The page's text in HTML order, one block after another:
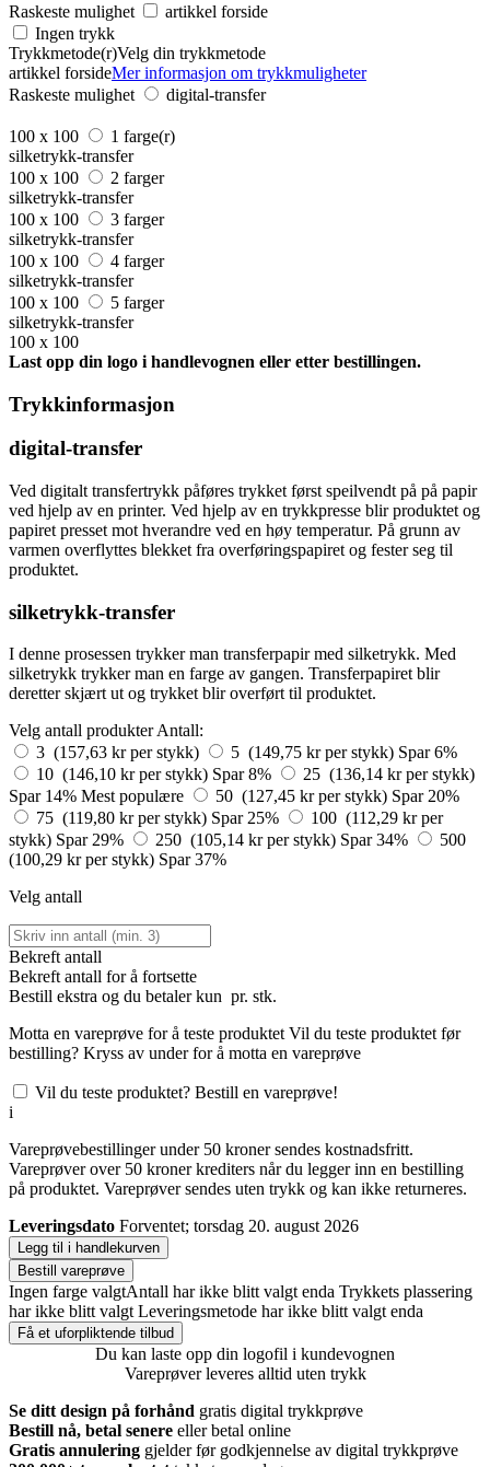
Raskeste mulighet
artikkel forside
Ingen trykk
Trykkmetode(r)Velg din trykkmetode
artikkel forsideMer informasjon om trykkmuligheter
Raskeste mulighet
digital-transfer
100 x 100
1 farge(r)
silketrykk-transfer
100 x 100
2 farger
silketrykk-transfer
100 x 100
3 farger
silketrykk-transfer
100 x 100
4 farger
silketrykk-transfer
100 x 100
5 farger
silketrykk-transfer
100 x 100
Last opp din logo i handlevognen eller etter bestillingen.
Trykkinformasjon
digital-transfer
Ved digitalt transfertrykk påføres trykket først speilvendt på på papir
ved hjelp av en printer. Ved hjelp av en trykkpresse blir produktet og
papiret presset mot hverandre ved en høy temperatur. På grunn av
varmen overflyttes blekket fra overføringspapiret og fester seg til
produktet.
silketrykk-transfer
I denne prosessen trykker man transferpapir med silketrykk. Med
silketrykk trykker man en farge av gangen. Transferpapiret blir
deretter skjært ut og trykket blir overført til produktet.
Velg antall produkterAntall:
3 (157,63 kr per stykk)
5 (149,75 kr per stykk) Spar 6%
10 (146,10 kr per stykk) Spar 8%
25 (136,14 kr per stykk)
Spar 14% Mest populære 50 (127,45 kr per stykk) Spar 20%
75 (119,80 kr per stykk) Spar 25%
100 (112,29 kr per
stykk) Spar 29% 250 (105,14 kr per stykk) Spar 34%
500
(100,29 kr per stykk) Spar 37%
Velg antall
Bekreft antall
Bekreft antall for å fortsette
Bestill ekstra og du betaler kun pr. stk.
Motta en vareprøve for å teste produktetVil du teste produktet før
bestilling? Kryss av under for å motta en vareprøve
Vil du teste produktet? Bestill en vareprøve!
i
Vareprøvebestillinger under 50 kroner sendes kostnadsfritt.
Vareprøver over 50 kroner krediters når du legger inn en bestilling
på produktet. Vareprøver sendes uten trykk og kan ikke returneres.
Leveringsdato Forventet; torsdag 20. august 2026
Legg til i handlekurven
Bestill vareprøve
Ingen farge valgtAntall har ikke blitt valgt enda Trykkets plassering
har ikke blitt valgt Leveringsmetode har ikke blitt valgt enda
Få et uforpliktende tilbud
Du kan laste opp din logofil i kundevognen
Vareprøver leveres alltid uten trykk
Se ditt design på forhånd gratis digital trykkprøve
Bestill nå, betal senere eller betal online
Gratis annulering gjelder før godkjennelse av digital trykkprøve